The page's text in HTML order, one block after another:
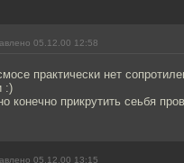
05.12.00 12:58
практически нет
:)
конечно прикрутить сеьбя
05.12.00 13:15